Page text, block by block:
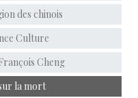
des chinois
Culture
Cheng
la mort